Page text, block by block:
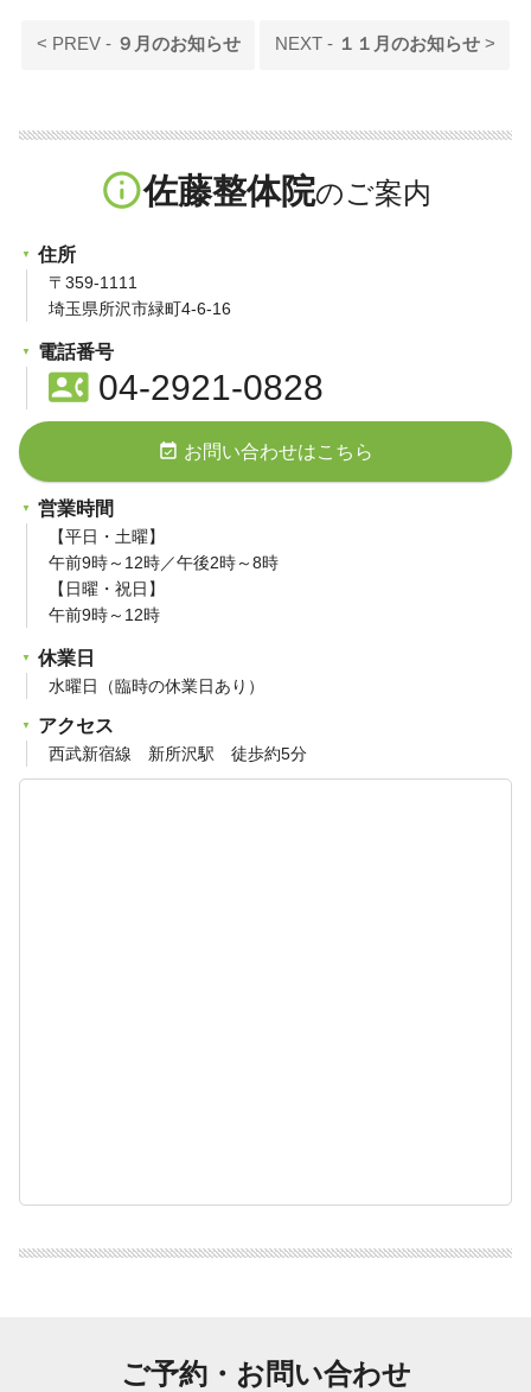
< PREV - ９月のお知らせ NEXT - １１月のお知らせ>
info_outline佐藤整体院
住所
〒359-1111
埼玉県所沢市緑町4-6-16
電話番号
contact_phone04-2921-0828
event_available お問い合わせはこちら
営業時間
【平日・土曜】
午前9時～12時／午後2時～8時
【日曜・祝日】
午前9時～12時
休業日
水曜日（臨時の休業日あり）
アクセス
西武新宿線 新所沢駅 徒歩約5分
ご予約・お問い合わせ